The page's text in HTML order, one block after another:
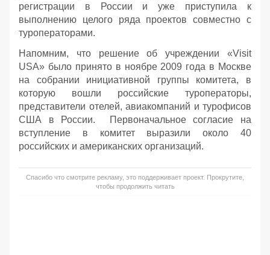
регистрации в России и уже приступила к
выполнению целого ряда проектов совместно с
туроператорами.
Напомним, что решение об учреждении «Visit
USA» было принято в ноябре 2009 года в Москве
на собрании инициативной группы комитета, в
которую вошли российские туроператоры,
представители отелей, авиакомпаний и турофисов
США в России. Первоначальное согласие на
вступление в комитет выразили около 40
российских и американских организаций.
Спасибо что смотрите рекламу, это поддерживает проект. Прокрутите,
чтобы продолжить читать